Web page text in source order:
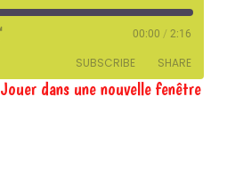
00:00 / 2:16
SUBSCRIBE SHARE
Jouer dans une nouvelle fenêtre